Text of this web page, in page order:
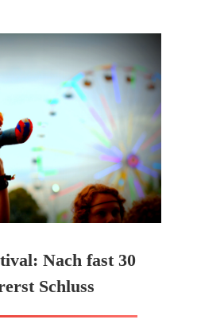
Nach fast 30
Schluss